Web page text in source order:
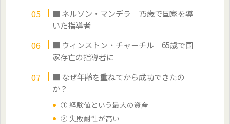
■ ネルソン・マンデラ｜75歳で国家を導
いた指導者
■ ウィンストン・チャーチル｜65歳で国
家存亡の指導者に
■ なぜ年齢を重ねてから成功できたの
か？
① 経験値という最大の資産
② 失敗耐性が高い